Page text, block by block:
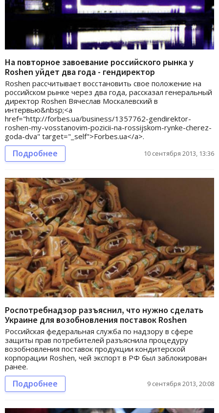
На повторное завоевание российского рынка у
Roshen уйдет два года - гендиректор
Roshen рассчитывает восстановить свое положение на
российском рынке через два года, рассказал генеральный
директор Roshen Вячеслав Москалевский в
интервью&nbsp;<a
href="http://forbes.ua/business/1357762-gendirektor-
roshen-my-vosstanovim-pozicii-na-rossijskom-rynke-cherez-
goda-dva" target="_self">Forbes.ua</a>.
Подробнее 10 сентября 2013, 13:36
Роспотребнадзор разъяснил, что нужно сделать
Украине для возобновления поставок Roshen
Российская федеральная служба по надзору в сфере
защиты прав потребителей разъяснила процедуру
возобновления поставок продукции кондитерской
корпорации Roshen, чей экспорт в РФ был заблокирован
ранее.
Подробнее 9 сентября 2013, 20:08